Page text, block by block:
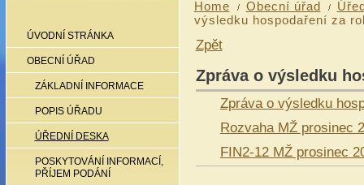
ÚVODNÍ STRÁNKA
OBECNÍ ÚŘAD
ZÁKLADNÍ INFORMACE
POPIS ÚŘADU
ÚŘEDNÍ DESKA
POSKYTOVÁNÍ INFORMACÍ,
PŘÍJEM PODÁNÍ
Home Obecní úřad
výsledku hospodaření za
Zpět
Zpráva o výsledku
Zpráva o výsledku
Rozvaha MŽ prosinec
FIN2-12 MŽ prosinec